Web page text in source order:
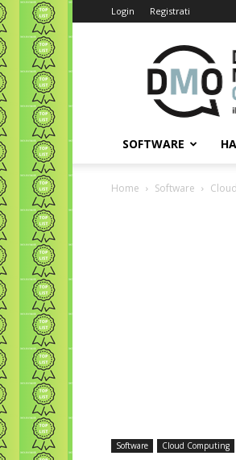
Login Registrati
SOFTWARE
Home Software
Software Cloud Computing